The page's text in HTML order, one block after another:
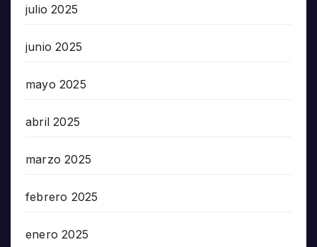
julio 2025
junio 2025
mayo 2025
abril 2025
marzo 2025
febrero 2025
enero 2025